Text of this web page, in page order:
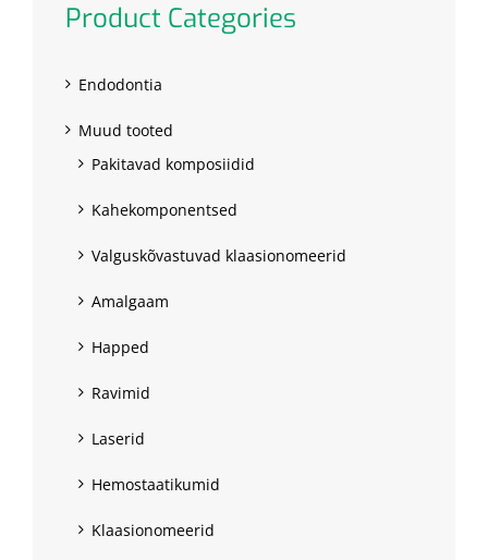
Product Categories
Endodontia
Muud tooted
Pakitavad komposiidid
Kahekomponentsed
Valguskõvastuvad klaasionomeerid
Amalgaam
Happed
Ravimid
Laserid
Hemostaatikumid
Klaasionomeerid